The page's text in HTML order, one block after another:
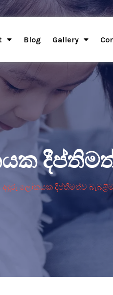
Blog Gallery
ලෝකයක දීප්තිමත්ව බැබළීම